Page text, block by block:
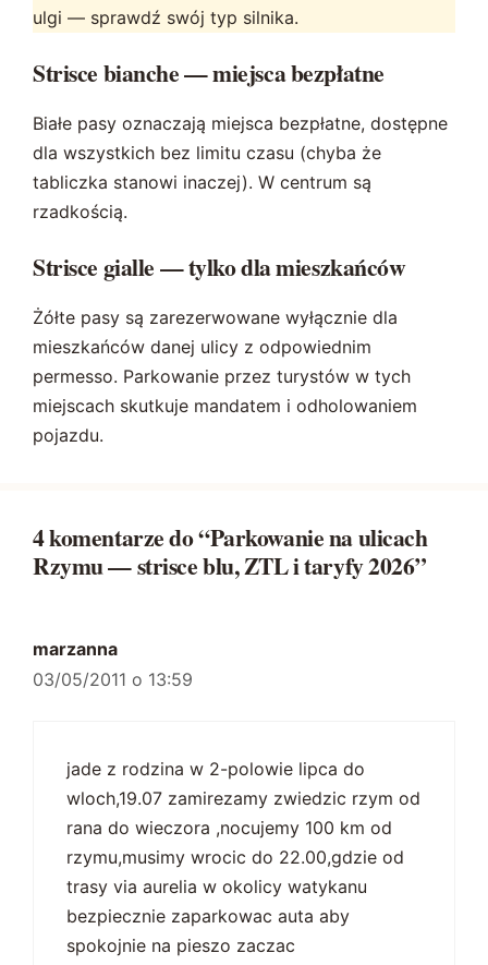
ulgi — sprawdź swój typ silnika.
Strisce bianche — miejsca bezpłatne
Białe pasy oznaczają miejsca bezpłatne, dostępne
dla wszystkich bez limitu czasu (chyba że
tabliczka stanowi inaczej). W centrum są
rzadkością.
Strisce gialle — tylko dla mieszkańców
Żółte pasy są zarezerwowane wyłącznie dla
mieszkańców danej ulicy z odpowiednim
permesso. Parkowanie przez turystów w tych
miejscach skutkuje mandatem i odholowaniem
pojazdu.
4 komentarze do “Parkowanie na ulicach
Rzymu — strisce blu, ZTL i taryfy 2026”
marzanna
03/05/2011 o 13:59
jade z rodzina w 2-polowie lipca do
wloch,19.07 zamirezamy zwiedzic rzym od
rana do wieczora ,nocujemy 100 km od
rzymu,musimy wrocic do 22.00,gdzie od
trasy via aurelia w okolicy watykanu
bezpiecznie zaparkowac auta aby
spokojnie na pieszo zaczac